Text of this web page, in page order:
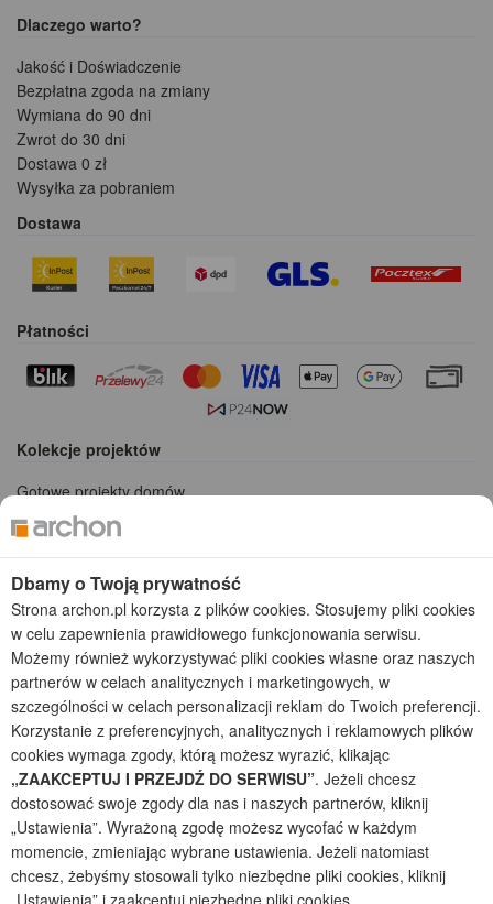
Dlaczego warto?
Jakość i Doświadczenie
Bezpłatna zgoda na zmiany
Wymiana do 90 dni
Zwrot do 30 dni
Dostawa 0 zł
Wysyłka za pobraniem
Dostawa
Płatności
Kolekcje projektów
Gotowe projekty domów
Projekty domów tanich w budowie
Projekty domów szeregowych
Projekty małych domów (do 150 m2)
Projekty domów wielorodzinnych
Projekty domów bliźniaczych
Projekty domów nowoczesnych
Projekty domów parterowych
2026 © ARCHON+ Biuro Projektów - Tradycyjne i nowoczesne gotowe
projekty domów - autorska pracownia architektoniczna założona w 1990r.
przez arch. Barbarę Mendel
Z uwagi na ciągłe doskonalenie procesu powstawania projektów (zgodnie z
normą ISO 9001), prezentowane na stronie projekty domów mogą
nieznacznie różnić się od dokumentacji technicznej.
Informujemy, iż w celu optymalizacji treści dostępnych w naszym sklepie,
dostosowania ich do Państwa indywidualnych potrzeb korzystamy z
informacji zapisanych za pomocą plików cookies na urządzeniach
Dbamy o Twoją prywatność
Strona archon.pl korzysta z plików cookies. Stosujemy pliki cookies
w celu zapewnienia prawidłowego funkcjonowania serwisu.
Możemy również wykorzystywać pliki cookies własne oraz naszych
partnerów w celach analitycznych i marketingowych, w
szczególności w celach personalizacji reklam do Twoich preferencji.
Korzystanie z preferencyjnych, analitycznych i reklamowych plików
cookies wymaga zgody, którą możesz wyrazić, klikając
„ZAAKCEPTUJ I PRZEJDŹ DO SERWISU”. Jeżeli chcesz
dostosować swoje zgody dla nas i naszych partnerów, kliknij
„Ustawienia”. Wyrażoną zgodę możesz wycofać w każdym
momencie, zmieniając wybrane ustawienia. Jeżeli natomiast
chcesz, żebyśmy stosowali tylko niezbędne pliki cookies, kliknij
„Ustawienia” i zaakceptuj niezbędne pliki cookies.